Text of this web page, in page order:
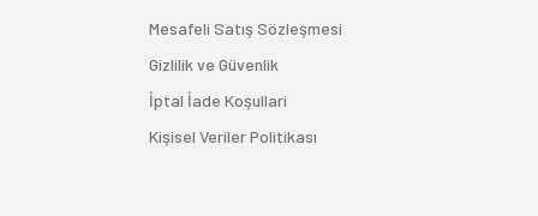
Mesafeli Satış Sözleşmesi
Gizlilik ve Güvenlik
İptal İade Koşullari
Kişisel Veriler Politikası